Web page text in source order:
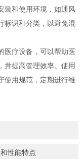
装和使用环境，如通风
标识和分类，以避免混
疗设备，可以帮助医
并提高管理效率。使用
使用规范，定期进行维
性能特点